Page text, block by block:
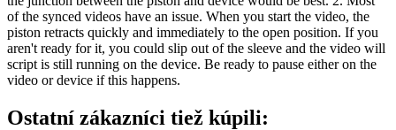
of the synced videos have an issue. When you start the video, the
piston retracts quickly and immediately to the open position. If you
aren't ready for it, you could slip out of the sleeve and the video will
script is still running on the device. Be ready to pause either on the
video or device if this happens.
Ostatní zákazníci tiež kúpili: